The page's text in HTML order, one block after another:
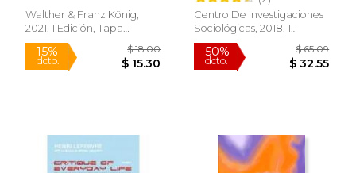
50%
dcto. $ 28.29
6%
dcto. $
Walther & Franz König,
2021, 1 Edición, Tapa
Blanda, Nuevo
Centro De Investigaciones
Sociológicas, 2018, 1
Edición, Tapa Blanda,
Nuevo